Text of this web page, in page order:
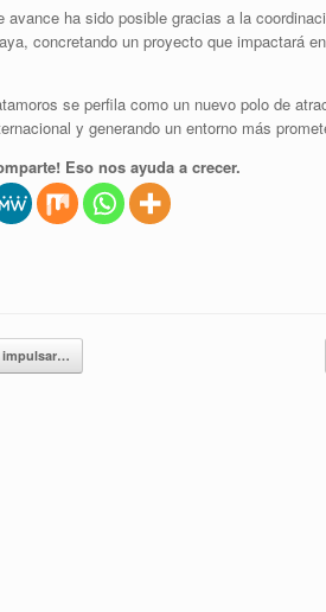
avance ha sido posible gracias a la
concretando un proyecto que impactará
se perfila como un nuevo polo de
y generando un entorno más
Eso nos ayuda a crecer.
impulsar…